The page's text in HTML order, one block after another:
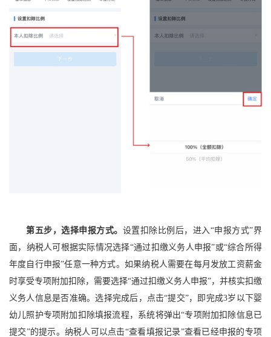
第五步，选择申报方式。 设置扣除比例后，进入“申报方式”界
面，纳税人可根据实际情况选择“通过扣缴义务人申报”或“综合所得
年度自行申报”任意一种方式。如果纳税人需要在每月发放工资薪金
时享受专项附加扣除，需要选择“通过扣缴义务人申报”，并核实扣缴
义务人信息是否准确。选择完成后，点击“提交”，即完成3岁以下婴
幼儿照护专项附加扣除填报流程，系统将弹出“专项附加扣除信息已
提交”的提示。纳税人可以点击“查看填报记录”查看已经申报的专项